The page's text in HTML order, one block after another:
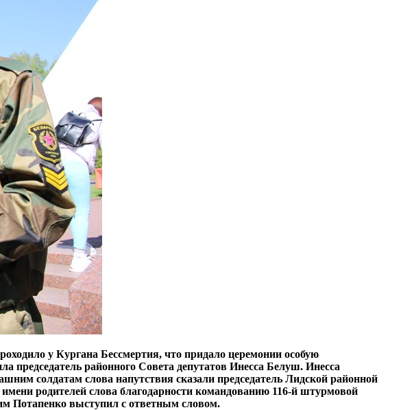
у Кургана Бессмертия, что придало церемонии особую
председатель районного Совета депутатов Инесса Белуш. Инесса
солдатам слова напутствия сказали председатель Лидской районной
родителей слова благодарности командованию 116-й штурмовой
Потапенко выступил с ответным словом.